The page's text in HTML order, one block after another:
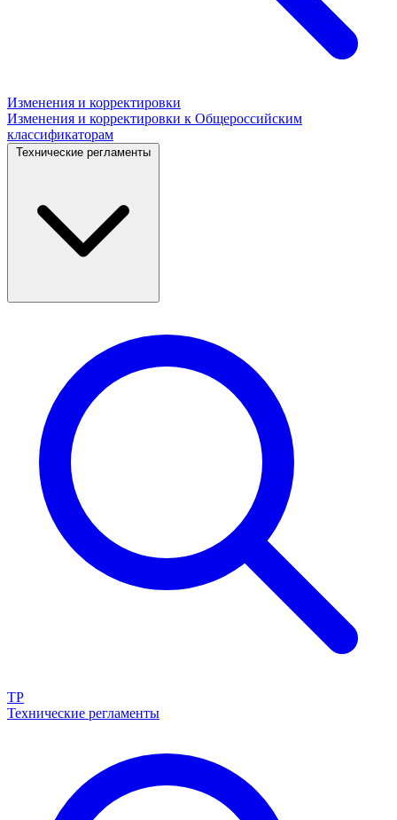
Изменения и корректировки
Изменения и корректировки к Общероссийским
классификаторам
Технические регламенты
ТР
Технические регламенты